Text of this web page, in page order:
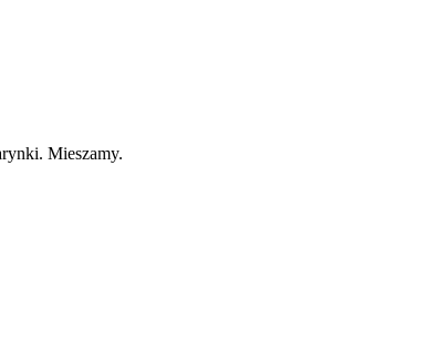
Mieszamy.